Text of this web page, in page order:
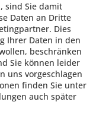
sind Sie damit
Daten an Dritte
Dies
Ihrer Daten in den
beschränken
Sie können leider
uns vorgeschlagen
finden Sie unter
auch später